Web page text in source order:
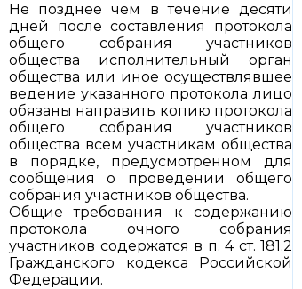
Не позднее чем в течение десяти
дней после составления протокола
общего собрания участников
общества исполнительный орган
общества или иное осуществлявшее
ведение указанного протокола лицо
обязаны направить копию протокола
общего собрания участников
общества всем участникам общества
в порядке, предусмотренном для
сообщения о проведении общего
собрания участников общества.
Общие требования к содержанию
протокола очного собрания
участников содержатся в п. 4 ст. 181.2
Гражданского кодекса Российской
Федерации.